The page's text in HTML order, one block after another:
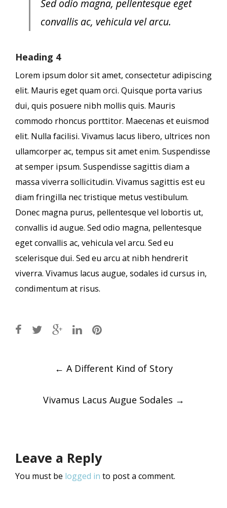
Sed odio magna, pellentesque eget
convallis ac, vehicula vel arcu.
Heading 4
Lorem ipsum dolor sit amet, consectetur adipiscing
elit. Mauris eget quam orci. Quisque porta varius
dui, quis posuere nibh mollis quis. Mauris
commodo rhoncus porttitor. Maecenas et euismod
elit. Nulla facilisi. Vivamus lacus libero, ultrices non
ullamcorper ac, tempus sit amet enim. Suspendisse
at semper ipsum. Suspendisse sagittis diam a
massa viverra sollicitudin. Vivamus sagittis est eu
diam fringilla nec tristique metus vestibulum.
Donec magna purus, pellentesque vel lobortis ut,
convallis id augue. Sed odio magna, pellentesque
eget convallis ac, vehicula vel arcu. Sed eu
scelerisque dui. Sed eu arcu at nibh hendrerit
viverra. Vivamus lacus augue, sodales id cursus in,
condimentum at risus.
← A Different Kind of Story
Vivamus Lacus Augue Sodales →
Leave a Reply
You must be logged in to post a comment.